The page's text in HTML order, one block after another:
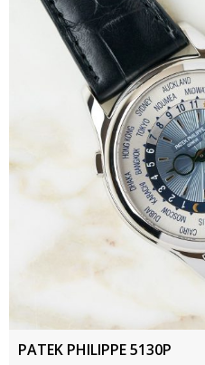
PATEK PHILIPPE 5130P